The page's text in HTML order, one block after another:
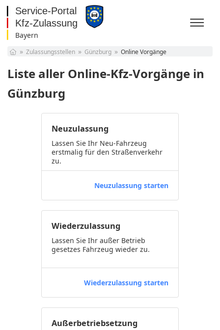
Bayern
Bayern
Berlin
Brandenburg
Bremen
Hamburg
Hessen
Vorpommern
Niedersachsen
Nordrhein-Westfalen
Rheinland-Pfalz
Saarland
Schleswig-Holstein
Thüringen
Zulassungsstellen Günzburg Online Vorgänge
Liste aller Online-Kfz-Vorgänge in
Günzburg
Neuzulassung
Lassen Sie Ihr Neu-Fahrzeug
erstmalig für den Straßenverkehr
zu.
Neuzulassung starten
Wiederzulassung
Lassen Sie Ihr außer Betrieb
gesetzes Fahrzeug wieder zu.
Wiederzulassung starten
Außerbetriebsetzung